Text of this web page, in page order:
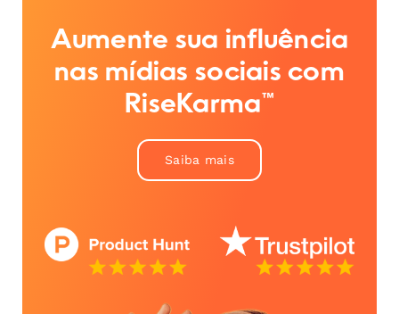
Aumente sua influência
nas mídias sociais com
RiseKarma™
Saiba mais